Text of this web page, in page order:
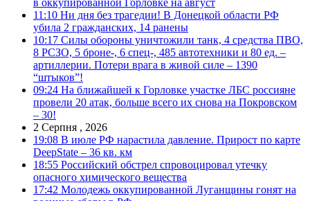
11:10 Ни дня без трагедии! В Донецкой области РФ
убила 2 гражданских, 14 ранены
10:17 Силы обороны уничтожили танк, 4 средства ПВО,
8 РСЗО, 5 броне-, 6 спец-, 485 автотехники и 80 ед. –
артиллерии. Потери врага в живой силе – 1390
“штыков”!
09:24 На ближайшей к Горловке участке ЛБС россияне
провели 20 атак, больше всего их снова на Покровском
– 30!
2 Серпня , 2026
19:08 В июле РФ нарастила давление. Прирост по карте
DeepState – 36 кв. км
18:55 Российский обстрел спровоцировал утечку
опасного химического вещества
17:42 Молодежь оккупированной Луганщины гонят на